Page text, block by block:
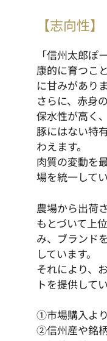
【志向性】
「信州太郎ぽ
康的に育つこ
に甘みがありま
さらに、赤身
保水性が高く
豚にはない特
わえます。
肉質の変動を
場を統一して
農場から出荷
もとづいて上
み、ブランド
しています。
それにより、
トを提供してい
①市場購入よ
②信州産や銘